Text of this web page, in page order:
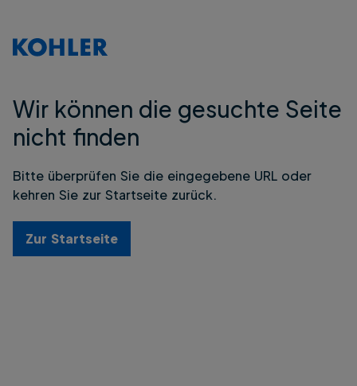
Wir können die gesuchte Seite
nicht finden
Bitte überprüfen Sie die eingegebene URL oder
kehren Sie zur Startseite zurück.
Zur Startseite